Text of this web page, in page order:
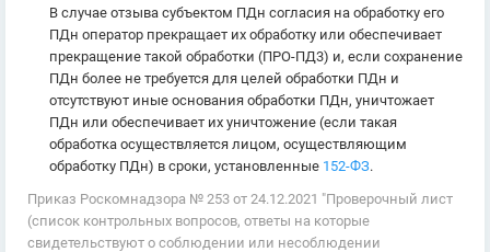
В случае отзыва субъектом ПДн согласия на обработку его
ПДн оператор прекращает их обработку или обеспечивает
прекращение такой обработки (ПРО-ПД3) и, если сохранение
ПДн более не требуется для целей обработки ПДн и
отсутствуют иные основания обработки ПДн, уничтожает
ПДн или обеспечивает их уничтожение (если такая
обработка осуществляется лицом, осуществляющим
обработку ПДн) в сроки, установленные 152-ФЗ.
Приказ Роскомнадзора № 253 от 24.12.2021 "Проверочный лист
(список контрольных вопросов, ответы на которые
свидетельствуют о соблюдении или несоблюдении